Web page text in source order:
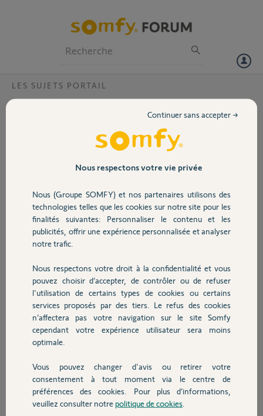
Volet
Sécurité
Domotique
Chauffage
Autres produits
Devis avec un pro
Contact
LES SUJETS PORTAIL
Pourquoi les vantaux du portail ne se
Bonjour,
J’ai installé mon portail battant il y a
quelques semaines avec une
toutes les spécifications de pose
indiquées dans la notice de
montage. En tout cas je pense. Lors
des premiers essais, Les deux
jusqu’en butée. Puis, subitement,
après un épisode de fort vent, les
deux vantaux ne se ferment plus
complètement. Le vantail M2 n’arrive pas jusqu’à la butée au sol. Le
ventail M1 s’arrête plusieurs centimètres avant la butée, laissant ainsi
le portail entrouvert. Je ne comprends pas quelle en est la raison,
surtout que, sur les premiers essais d’ouverture/fermeture, tout était
passé pour que j’en arrive là ?
Merci de vos réponses
Nous respectons votre vie privée
Nous (Groupe SOMFY) et nos partenaires utilisons des
technologies telles que les cookies sur notre site pour les
finalités suivantes: Personnaliser le contenu et les
publicités, offrir une expérience personnalisée et analyser
notre trafic.
Nous respectons votre droit à la confidentialité et vous
pouvez choisir d’accepter, de contrôler ou de refuser
l'utilisation de certains types de cookies ou certains
services proposés par des tiers. Le refus des cookies
n’affectera pas votre navigation sur le site Somfy
cependant votre expérience utilisateur sera moins
optimale.
Vous pouvez changer d'avis ou retirer votre
consentement à tout moment via le centre de
préférences des cookies. Pour plus d’informations,
veuillez consulter notre politique de cookies
Continuer sans accepter →